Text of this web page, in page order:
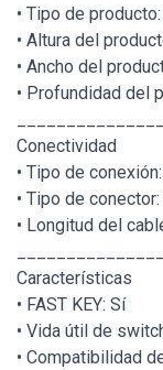
• Tipo de
• Altura del
• Ancho del
• Profundidad del
Conectividad
• Tipo de
• Tipo de
• Longitud del
Características
• FAST KEY: Sí
• Vida útil de
• Compatibilidad